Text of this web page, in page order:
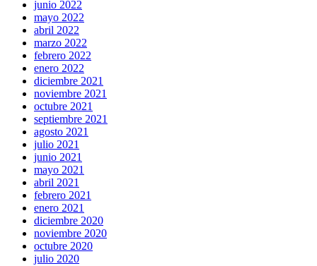
junio 2022
mayo 2022
abril 2022
marzo 2022
febrero 2022
enero 2022
diciembre 2021
noviembre 2021
octubre 2021
septiembre 2021
agosto 2021
julio 2021
junio 2021
mayo 2021
abril 2021
febrero 2021
enero 2021
diciembre 2020
noviembre 2020
octubre 2020
julio 2020